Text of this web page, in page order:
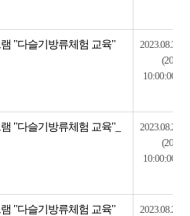
"다슬기방류체험 교육"
"다슬기방류체험 교육"_
"다슬기방류체험 교육"